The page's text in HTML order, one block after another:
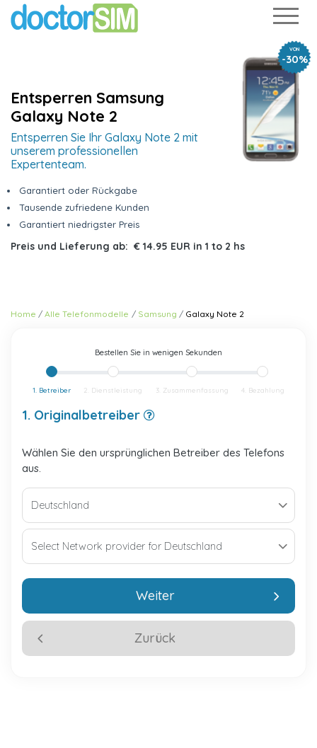
VON
-30%
Entsperren Samsung
Galaxy Note 2
Entsperren Sie Ihr Galaxy Note 2 mit
unserem professionellen
Expertenteam.
Garantiert oder Rückgabe
Tausende zufriedene Kunden
Garantiert niedrigster Preis
Preis und Lieferung ab: € 14.95 EUR in 1 to 2 hs
Home Alle Telefonmodelle Samsung Galaxy Note 2
Bestellen Sie in wenigen Sekunden
1. Betreiber 2. Dienstleistung 3. Zusammenfassung 4. Bezahlung
1. Originalbetreiber
Wählen Sie den ursprünglichen Betreiber des Telefons
aus.
Zurück
Weiter